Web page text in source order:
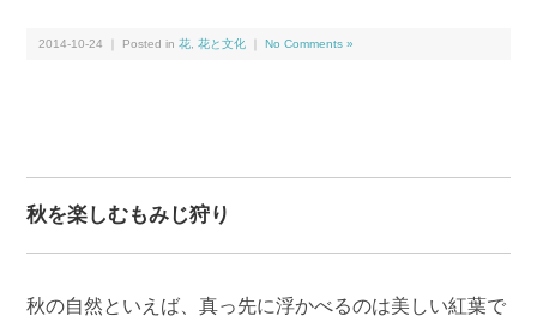
2014-10-24 ｜ Posted in花 ,花と文化 ｜No Comments »
秋を楽しむもみじ狩り
秋の自然といえば、真っ先に浮かべるのは美しい紅葉で